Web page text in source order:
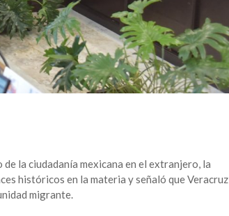
la ciudadanía mexicana en el extranjero, la
históricos en la materia y señaló que Veracruz
migrante.